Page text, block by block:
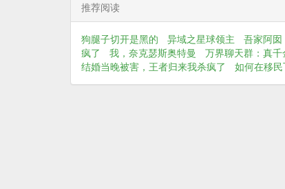
推荐阅读
狗腿子切开是黑的 异域之星球领主 吾家阿囡
疯了
我，奈克瑟斯奥特曼 万界聊天群：真
结婚当晚被害，王者归来我杀疯了
如何在移